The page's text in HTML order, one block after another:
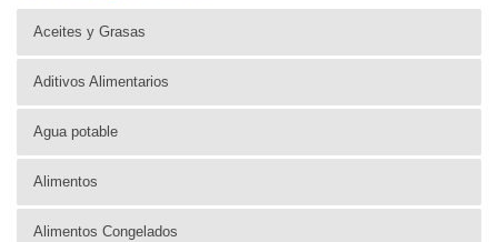
Aceites y Grasas
Aditivos Alimentarios
Agua potable
Alimentos
Alimentos Congelados